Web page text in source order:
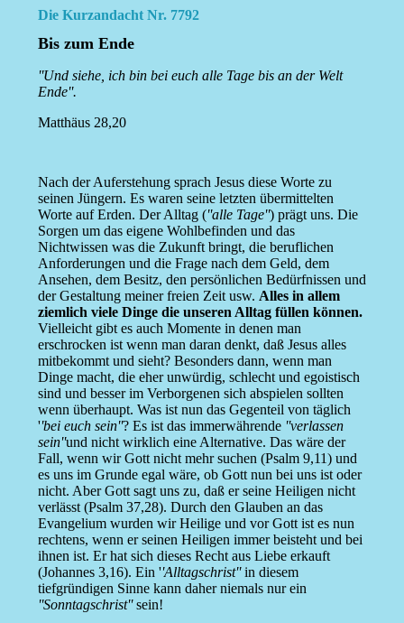
Die Kurzandacht Nr. 7792
Bis zum Ende
''Und siehe, ich bin bei euch alle Tage bis an der Welt
Ende''.
Matthäus 28,20
Nach der Auferstehung sprach Jesus diese Worte zu
seinen Jüngern. Es waren seine letzten übermittelten
Worte auf Erden. Der Alltag (''alle Tage'') prägt uns. Die
Sorgen um das eigene Wohlbefinden und das
Nichtwissen was die Zukunft bringt, die beruflichen
Anforderungen und die Frage nach dem Geld, dem
Ansehen, dem Besitz, den persönlichen Bedürfnissen und
der Gestaltung meiner freien Zeit usw. Alles in allem
ziemlich viele Dinge die unseren Alltag füllen können.
Vielleicht gibt es auch Momente in denen man
erschrocken ist wenn man daran denkt, daß Jesus alles
mitbekommt und sieht? Besonders dann, wenn man
Dinge macht, die eher unwürdig, schlecht und egoistisch
sind und besser im Verborgenen sich abspielen sollten
wenn überhaupt. Was ist nun das Gegenteil von täglich
''bei euch sein''? Es ist das immerwährende ''verlassen
sein''und nicht wirklich eine Alternative. Das wäre der
Fall, wenn wir Gott nicht mehr suchen (Psalm 9,11) und
es uns im Grunde egal wäre, ob Gott nun bei uns ist oder
nicht. Aber Gott sagt uns zu, daß er seine Heiligen nicht
verlässt (Psalm 37,28). Durch den Glauben an das
Evangelium wurden wir Heilige und vor Gott ist es nun
rechtens, wenn er seinen Heiligen immer beisteht und bei
ihnen ist. Er hat sich dieses Recht aus Liebe erkauft
(Johannes 3,16). Ein ''Alltagschrist''in diesem
tiefgründigen Sinne kann daher niemals nur ein
''Sonntagschrist''sein!